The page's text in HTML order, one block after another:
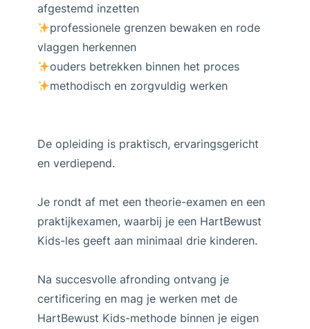
afgestemd inzetten
professionele grenzen bewaken en rode
vlaggen herkennen
ouders betrekken binnen het proces
methodisch en zorgvuldig werken
De opleiding is praktisch, ervaringsgericht
en verdiepend.
Je rondt af met een theorie-examen en een
praktijkexamen, waarbij je een HartBewust
Kids-les geeft aan minimaal drie kinderen.
Na succesvolle afronding ontvang je
certificering en mag je werken met de
HartBewust Kids-methode binnen je eigen